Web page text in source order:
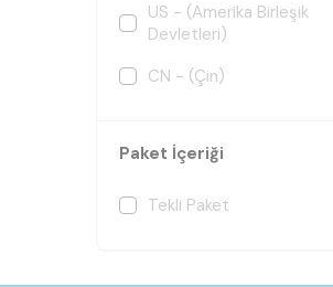
US - (Amerika Birleşik
Devletleri)
CN - (Çin)
Paket İçeriği
Tekli Paket